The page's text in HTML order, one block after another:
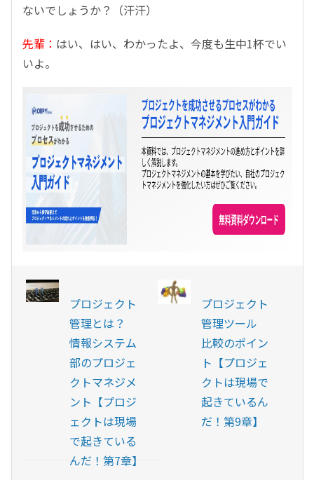
ないでしょうか？（汗汗）
先輩： はい、はい、わかったよ、今度も生中1杯でい
いよ。
プロジェクト
管理とは？
情報システム
部のプロジェ
クトマネジメ
ント【プロジ
ェクトは現場
で起きている
んだ！第7章】
プロジェクト
管理ツール
比較のポイン
ト【プロジェ
クトは現場で
起きているん
だ！第9章】